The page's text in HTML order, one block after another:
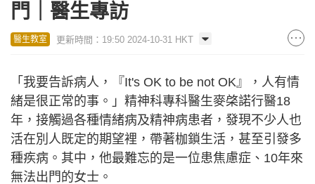
門｜醫生專訪
醫生教室 更新時間：19:50 2024-10-31 HKT
「我要告訴病人，『It's OK to be not OK』，人有情
緒是很正常的事。」精神科專科醫生麥棨諾行醫18
年，接觸過各種情緒病及精神病患者，發現不少人也
活在別人既定的期望裡，帶著枷鎖生活，甚至引發多
種疾病。其中，他最難忘的是一位患焦慮症、10年來
無法出門的女士。